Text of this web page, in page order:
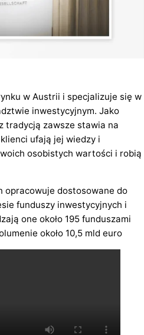
w Austrii i specjalizuje się w
inwestycyjnym. Jako
tradycją zawsze stawia na
ufają jej wiedzy i
osobistych wartości i robią
opracowuje dostosowane do
funduszy inwestycyjnych i
one około 195 funduszami
około 10,5 mld euro